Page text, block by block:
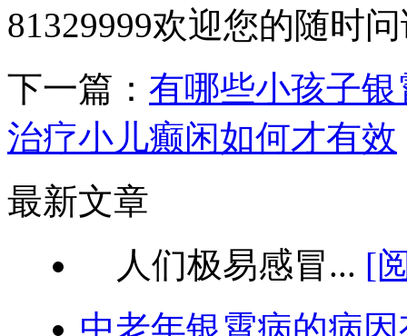
81329999欢迎您的随时
下一篇： 有哪些小孩子
治疗小儿癫闲如何才有效
最新文章
人们极易感冒... [
中老年银霄病的病